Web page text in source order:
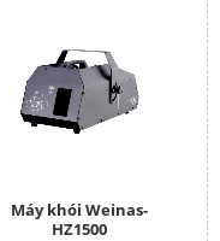
Máy khói Weinas-
HZ1500